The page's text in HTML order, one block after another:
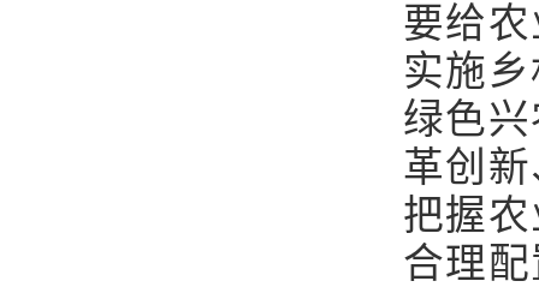
要给
实施
绿色
革创
把握
合理